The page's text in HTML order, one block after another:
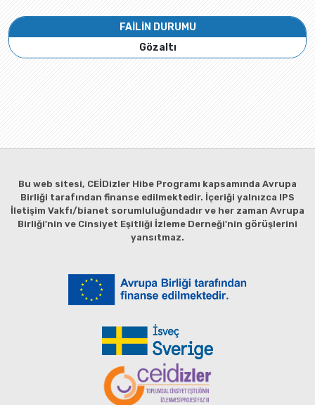
FAİLİN DURUMU
Gözaltı
Bu web sitesi, CEİDizler Hibe Programı kapsamında Avrupa
Birliği tarafından finanse edilmektedir. İçeriği yalnızca IPS
İletişim Vakfı/bianet sorumluluğundadır ve her zaman Avrupa
Birliği'nin ve Cinsiyet Eşitliği İzleme Derneği'nin görüşlerini
yansıtmaz.